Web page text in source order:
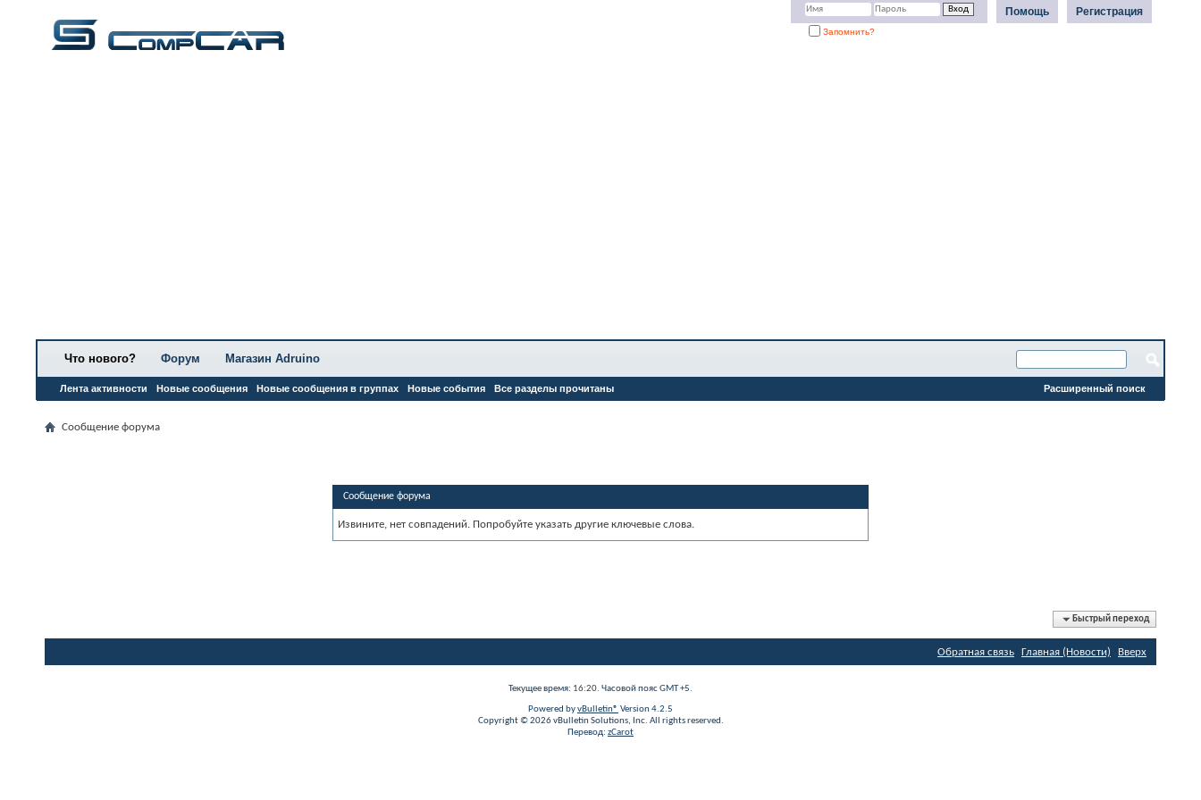
Регистрация
Помощь
Запомнить?
Что нового?
Лента активности Новые сообщения Новые сообщения в группах Новые события Все разделы прочитаны
Форум Магазин Adruino
Расширенный поиск
Сообщение форума
Сообщение форума
Извините, нет совпадений. Попробуйте указать другие ключевые слова.
Быстрый переход
Обратная связь Главная (Новости) Вверх
Текущее время: 16:20. Часовой пояс GMT +5.
Powered byvBulletin® Version 4.2.5
Copyright © 2026 vBulletin Solutions, Inc. All rights reserved.
Перевод: zCarot